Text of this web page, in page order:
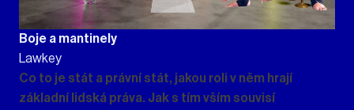
Boje a mantinely
Lawkey
Co to je stát a právní stát, jakou roli v něm hrají
základní lidská práva. Jak s tím vším souvisí